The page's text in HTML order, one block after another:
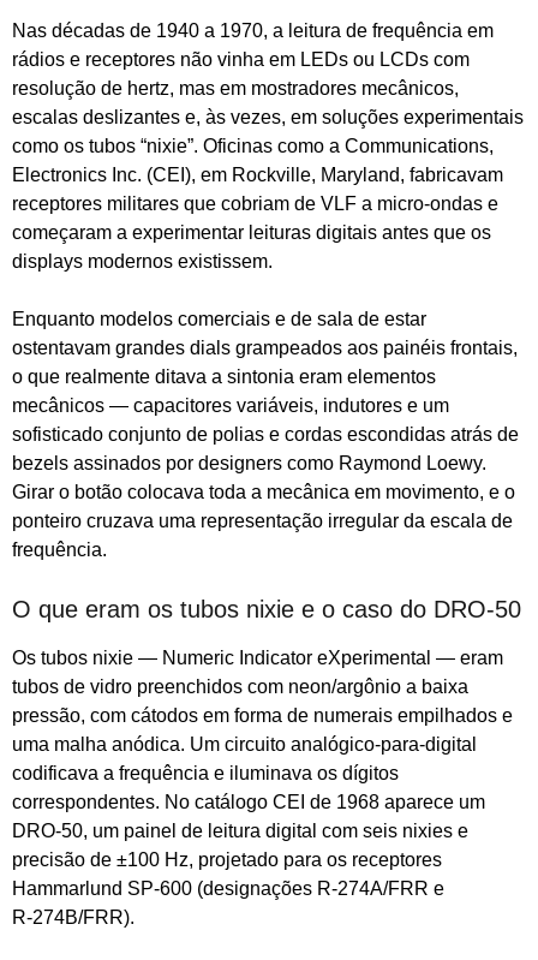
Nas décadas de 1940 a 1970, a leitura de frequência em
rádios e receptores não vinha em LEDs ou LCDs com
resolução de hertz, mas em mostradores mecânicos,
escalas deslizantes e, às vezes, em soluções experimentais
como os tubos “nixie”. Oficinas como a Communications,
Electronics Inc. (CEI), em Rockville, Maryland, fabricavam
receptores militares que cobriam de VLF a micro‑ondas e
começaram a experimentar leituras digitais antes que os
displays modernos existissem.
Enquanto modelos comerciais e de sala de estar
ostentavam grandes dials grampeados aos painéis frontais,
o que realmente ditava a sintonia eram elementos
mecânicos — capacitores variáveis, indutores e um
sofisticado conjunto de polias e cordas escondidas atrás de
bezels assinados por designers como Raymond Loewy.
Girar o botão colocava toda a mecânica em movimento, e o
ponteiro cruzava uma representação irregular da escala de
frequência.
O que eram os tubos nixie e o caso do DRO‑50
Os tubos nixie — Numeric Indicator eXperimental — eram
tubos de vidro preenchidos com neon/argônio a baixa
pressão, com cátodos em forma de numerais empilhados e
uma malha anódica. Um circuito analógico‑para‑digital
codificava a frequência e iluminava os dígitos
correspondentes. No catálogo CEI de 1968 aparece um
DRO‑50, um painel de leitura digital com seis nixies e
precisão de ±100 Hz, projetado para os receptores
Hammarlund SP‑600 (designações R‑274A/FRR e
R‑274B/FRR).